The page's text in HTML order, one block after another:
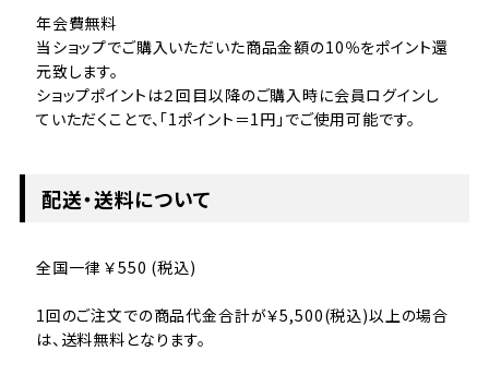
年会費無料
当ショップでご購入いただいた商品金額の10％をポイント還
元致します。
ショップポイントは２回目以降のご購入時に会員ログインし
ていただくことで、「1ポイント＝1円」でご使用可能です。
配送・送料について
全国一律 ￥550 (税込)
1回のご注文での商品代金合計が￥5,500(税込)以上の場合
は、送料無料となります。